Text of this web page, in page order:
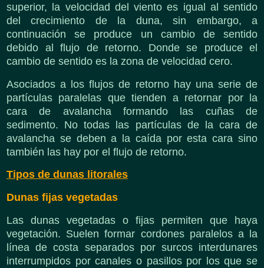
superior, la velocidad del viento es igual al sentido
del crecimiento de la duna, sin embargo, a
continuación se produce un cambio de sentido
debido al flujo de retorno. Donde se produce el
cambio de sentido es la zona de velocidad cero.
Asociados a los flujos de retorno hay una serie de
partículas paralelas que tienden a retornar por la
cara de avalancha formando las cuñas de
sedimento. No todas las partículas de la cara de
avalancha se deben a la caída por esta cara sino
también las hay por el flujo de retorno.
Tipos de dunas litorales
Dunas fijas vegetadas
Las dunas vegetadas o fijas permiten que haya
vegetación. Suelen formar cordones paralelos a la
línea de costa separados por surcos interdunares
interrumpidos por canales o pasillos por los que se